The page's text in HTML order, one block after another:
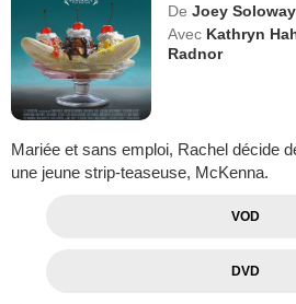
De Joey Soloway
Avec Kathryn
Radnor
Mariée et sans emploi, Rachel décide
une jeune strip-teaseuse, McKenna.
VOD
DVD